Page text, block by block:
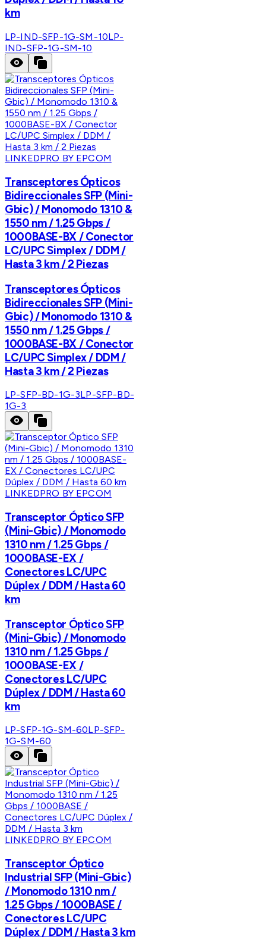
km
LP-IND-SFP-1G-SM-10LP-
IND-SFP-1G-SM-10
LINKEDPRO BY EPCOM
Transceptores Ópticos
Bidireccionales SFP (Mini-
Gbic) / Monomodo 1310 &
1550 nm / 1.25 Gbps /
1000BASE-BX / Conector
LC/UPC Simplex / DDM /
Hasta 3 km / 2 Piezas
Transceptores Ópticos
Bidireccionales SFP (Mini-
Gbic) / Monomodo 1310 &
1550 nm / 1.25 Gbps /
1000BASE-BX / Conector
LC/UPC Simplex / DDM /
Hasta 3 km / 2 Piezas
LP-SFP-BD-1G-3LP-SFP-BD-
1G-3
LINKEDPRO BY EPCOM
Transceptor Óptico SFP
(Mini-Gbic) / Monomodo
1310 nm / 1.25 Gbps /
1000BASE-EX /
Conectores LC/UPC
Dúplex / DDM / Hasta 60
km
Transceptor Óptico SFP
(Mini-Gbic) / Monomodo
1310 nm / 1.25 Gbps /
1000BASE-EX /
Conectores LC/UPC
Dúplex / DDM / Hasta 60
km
LP-SFP-1G-SM-60LP-SFP-
1G-SM-60
LINKEDPRO BY EPCOM
Transceptor Óptico
Industrial SFP (Mini-Gbic)
/ Monomodo 1310 nm /
1.25 Gbps / 1000BASE /
Conectores LC/UPC
Dúplex / DDM / Hasta 3 km